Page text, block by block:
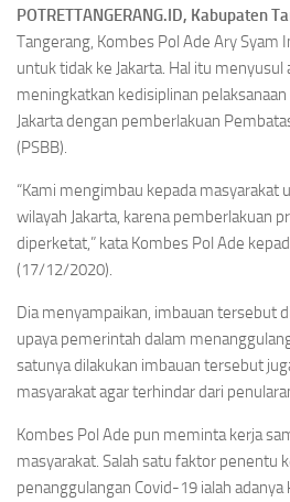
POTRETTANGERANG.ID, Kabupaten
Tangerang, Kombes Pol Ade Ary Syam
untuk tidak ke Jakarta. Hal itu
meningkatkan kedisiplinan
Jakarta dengan pemberlakuan
(PSBB).
“Kami mengimbau kepada masyarakat
wilayah Jakarta, karena pemberlakuan
diperketat,” kata Kombes Pol Ade
(17/12/2020).
Dia menyampaikan, imbauan tersebut
upaya pemerintah dalam
satunya dilakukan imbauan tersebut
masyarakat agar terhindar dari
Kombes Pol Ade pun meminta kerja
masyarakat. Salah satu faktor penentu
penanggulangan Covid-19 ialah